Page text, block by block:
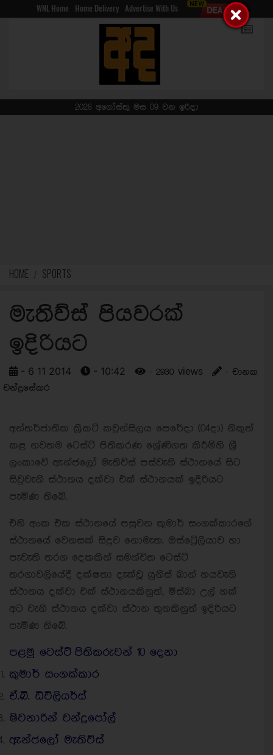
WNL Home Home Delivery Advertise With Us
2026 අගෝස්තු මස 09 වන ඉරිදා
HOME SPORTS
මැතිව්ස් පියවරක්
ඉදිරියට
- 6 11 2014 - 10:42 - 2930 views
- චානක
චන්ද්‍රසේකර
අන්තර්ජාතික ක්‍රිකට් කවුන්සිලය පෙරේදා (04දා) නිකුත්
කළ නවතම ටෙස්ට් පිතිකරණ ශ්‍රේණිගත කිරීම්හි ශ්‍රී
ලංකාවේ ඇන්ජලෝ මැතිව්ස් පස්වැනි ස්ථානයේ සිට
සිවුවැනි ස්ථානය දක්වා එක් ස්ථානයක් ඉදිරියට
පැමිණ තිබේ.
එහි අංක එක ස්ථානයේ පසුවන කුමාර් සංගක්කාරගේ
ස්ථානයේ වෙනසක් සිදුව නොමැත. ඔස්ට්‍රේලියාව හා
පැවැති තරග දෙකකින් සමන්විත ටෙස්ට්
තරගාවලියේදී දක්ෂතා දැක්වූ යුනිස් ඛාන් හයවැනි
ස්ථානය දක්වා එක් ස්ථානයකිනුත්, මිස්බා උල් හක්
අට වැනි ස්ථානය දක්වා ස්ථාන තුනකිනුත් ඉදිරියට
පැමිණ තිබේ.
පළමු ටෙස්ට් පිතිකරුවන් 10 දෙනා
කුමාර් සංගක්කාර
ඒ.බී. ඩිවිලියර්ස්
ෂිවනාරින් චන්ද්‍රපෝල්
ඇන්ජලෝ මැතිව්ස්